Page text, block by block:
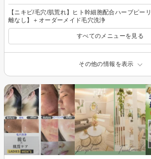
【ニキビ/毛穴/肌荒れ】ヒト幹細胞配合ハーブピー
離なし】＋オーダーメイド毛穴洗浄
すべてのメニューを見る
その他の情報を表示